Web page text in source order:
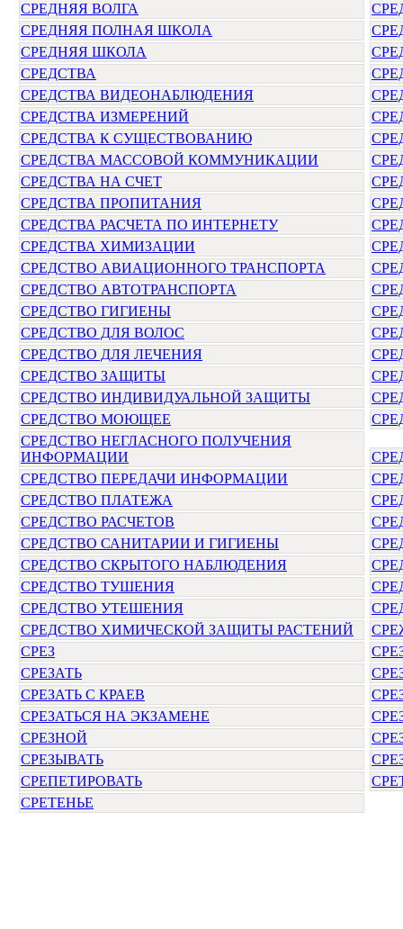
СРЕДНЯЯ ВОЛГА
СРЕДНЯЯ ПОЛНАЯ ШКОЛА
СРЕДНЯЯ ШКОЛА
СРЕДСТВА
СРЕДСТВА ВИДЕОНАБЛЮДЕНИЯ
СРЕДСТВА ИЗМЕРЕНИЙ
СРЕДСТВА К СУЩЕСТВОВАНИЮ
СРЕДСТВА МАССОВОЙ КОММУНИКАЦИИ
СРЕДСТВА НА СЧЕТ
СРЕДСТВА ПРОПИТАНИЯ
СРЕДСТВА РАСЧЕТА ПО ИНТЕРНЕТУ
СРЕДСТВА ХИМИЗАЦИИ
СРЕДСТВО АВИАЦИОННОГО ТРАНСПОРТА
СРЕДСТВО АВТОТРАНСПОРТА
СРЕДСТВО ГИГИЕНЫ
СРЕДСТВО ДЛЯ ВОЛОС
СРЕДСТВО ДЛЯ ЛЕЧЕНИЯ
СРЕДСТВО ЗАЩИТЫ
СРЕДСТВО ИНДИВИДУАЛЬНОЙ ЗАЩИТЫ
СРЕДСТВО МОЮЩЕЕ
СРЕДСТВО НЕГЛАСНОГО ПОЛУЧЕНИЯ
ИНФОРМАЦИИ
СРЕДСТВО ПЕРЕДАЧИ ИНФОРМАЦИИ
СРЕДСТВО ПЛАТЕЖА
СРЕДСТВО РАСЧЕТОВ
СРЕДСТВО САНИТАРИИ И ГИГИЕНЫ
СРЕДСТВО СКРЫТОГО НАБЛЮДЕНИЯ
СРЕДСТВО ТУШЕНИЯ
СРЕДСТВО УТЕШЕНИЯ
СРЕДСТВО ХИМИЧЕСКОЙ ЗАЩИТЫ РАСТЕНИЙ
СРЕЗ
СРЕЗАТЬ
СРЕЗАТЬ С КРАЕВ
СРЕЗАТЬСЯ НА ЭКЗАМЕНЕ
СРЕЗНОЙ
СРЕЗЫВАТЬ
СРЕПЕТИРОВАТЬ
СРЕТЕНЬЕ